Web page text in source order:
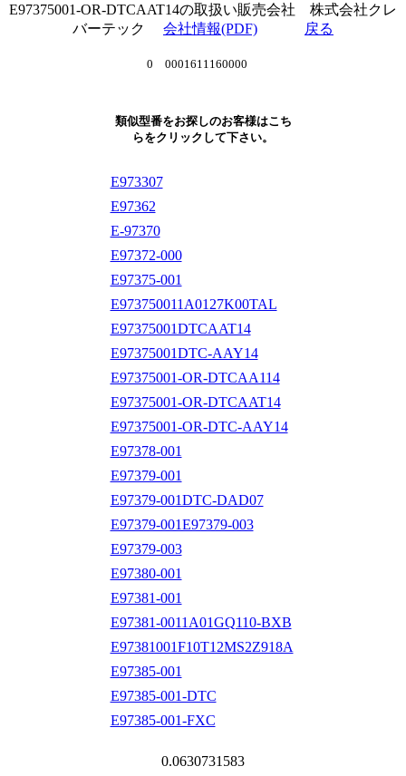
E97375001-OR-DTCAAT14の取扱い販売会社 株式会社クレ
バーテック 会社情報(PDF) 戻る
0 0001611160000
類似型番をお探しのお客様はこち
らをクリックして下さい。
E973307
E97362
E-97370
E97372-000
E97375-001
E973750011A0127K00TAL
E97375001DTCAAT14
E97375001DTC-AAY14
E97375001-OR-DTCAA114
E97375001-OR-DTCAAT14
E97375001-OR-DTC-AAY14
E97378-001
E97379-001
E97379-001DTC-DAD07
E97379-001E97379-003
E97379-003
E97380-001
E97381-001
E97381-0011A01GQ110-BXB
E97381001F10T12MS2Z918A
E97385-001
E97385-001-DTC
E97385-001-FXC
0.0630731583